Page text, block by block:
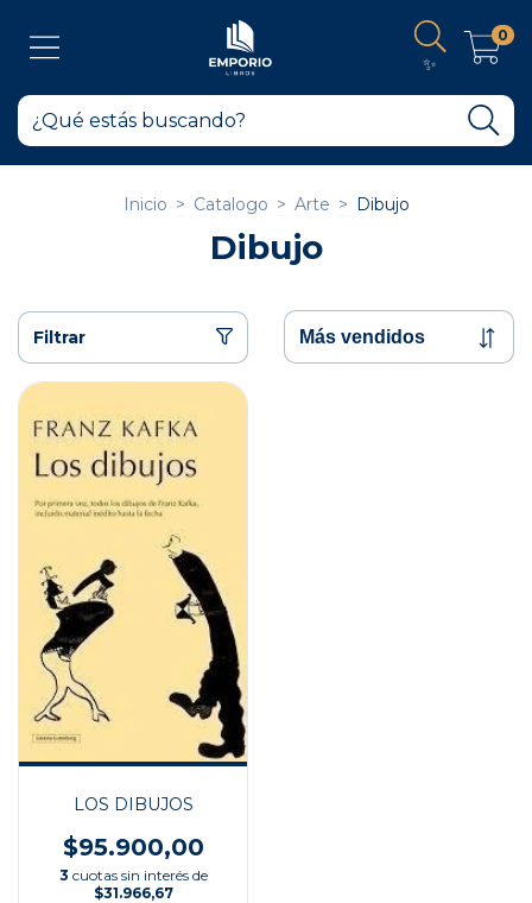
✨
0
Inicio > Catalogo > Arte > Dibujo
Dibujo
Filtrar
LOS DIBUJOS
$95.900,00
3 cuotas sin interés de
$31.966,67